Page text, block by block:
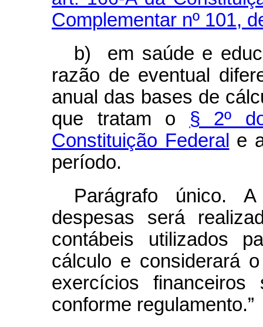
Complementar nº 101,
b) em saúde e
razão de eventual
anual das bases de
que tratam o § 2º
Constituição Federal e
período.
Parágrafo único.
despesas será
contábeis utilizados
cálculo e considerará
exercícios
conforme regulamento.”